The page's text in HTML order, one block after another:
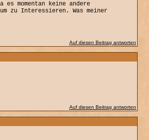
momentan keine andere
zu Interessieren. Was meiner
Auf diesen Beitrag antworten
Auf diesen Beitrag antworten